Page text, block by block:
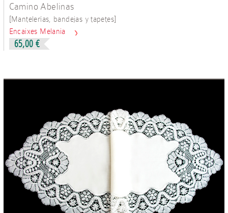
Camino Abelinas
[Mantelerías, bandejas y tapetes]
Encaixes Melania
65,00 €